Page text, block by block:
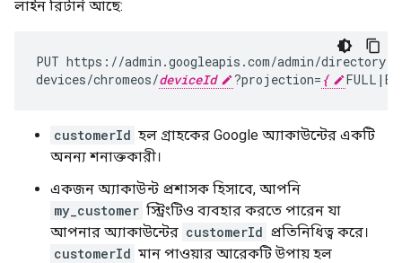
লাইন রিটার্ন আছে:
PUT https://admin.googleapis.com/admin/directory/
devices/chromeos/deviceId ?projection= { FULL |
customerId হল গ্রাহকের Google অ্যাকাউন্টের একটি
অনন্য শনাক্তকারী।
একজন অ্যাকাউন্ট প্রশাসক হিসাবে, আপনি
my_customer স্ট্রিংটিও ব্যবহার করতে পারেন যা
আপনার অ্যাকাউন্টের customerId প্রতিনিধিত্ব করে।
customerId মান পাওয়ার আরেকটি উপায় হল